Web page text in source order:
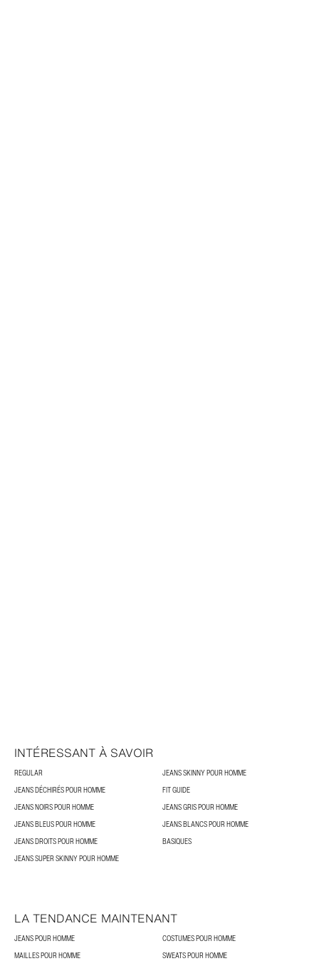
INTÉRESSANT À SAVOIR
REGULAR
JEANS SKINNY POUR HOMME
JEANS DÉCHIRÉS POUR HOMME
FIT GUIDE
JEANS NOIRS POUR HOMME
JEANS GRIS POUR HOMME
JEANS BLEUS POUR HOMME
JEANS BLANCS POUR HOMME
JEANS DROITS POUR HOMME
BASIQUES
JEANS SUPER SKINNY POUR HOMME
LA TENDANCE MAINTENANT
JEANS POUR HOMME
COSTUMES POUR HOMME
MAILLES POUR HOMME
SWEATS POUR HOMME